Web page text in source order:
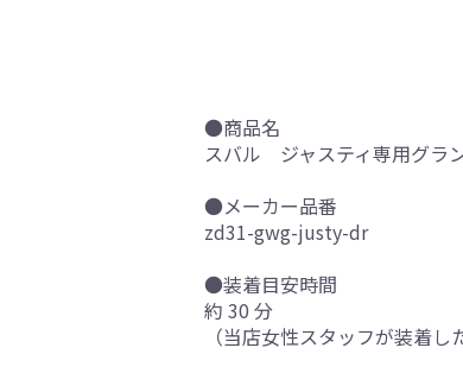
●商品名
スバル ジャスティ専用グラ
●メーカー品番
zd31-gwg-justy-dr
●装着目安時間
約 30 分
（当店女性スタッフが装着し